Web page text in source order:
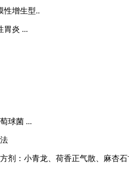
增生型..
炎 ...
球菌 ...
：小青龙、荷香正气散、麻杏石